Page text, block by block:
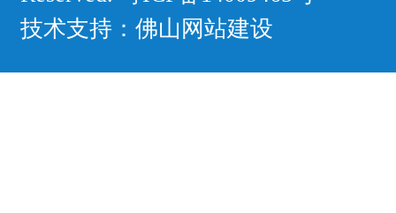
技术支持： 佛山网站建设